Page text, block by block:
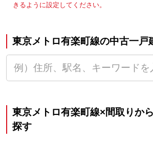
きるように設定してください。
東京メトロ有楽町線の中古一戸
東京メトロ有楽町線×間取りか
探す